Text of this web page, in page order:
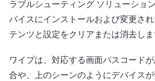
ラブルシューティング ソリューショ
バイスにインストールおよび変更さ
テンツと設定をクリアまたは消去しま
ワイプは、対応する画面パスコード
合や、上のシーンのようにデバイス